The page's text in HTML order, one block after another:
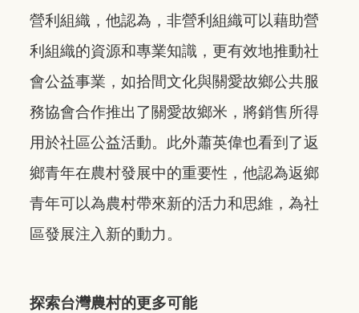
營利組織，他認為，非營利組織可以藉助營
利組織的資源和專業知識，更有效地推動社
會公益事業，如拾間文化與關愛故鄉公共服
務協會合作推出了關愛故鄉米，將銷售所得
用於社區公益活動。此外蕭英偉也看到了返
鄉青年在農村發展中的重要性，他認為返鄉
青年可以為農村帶來新的活力和思維，為社
區發展注入新的動力。
探索台灣農村的更多可能